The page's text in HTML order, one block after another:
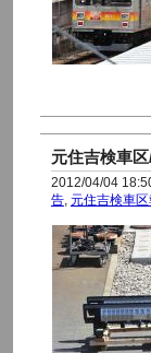
元住吉検車区
2012/04/04
告, 元住吉検車区